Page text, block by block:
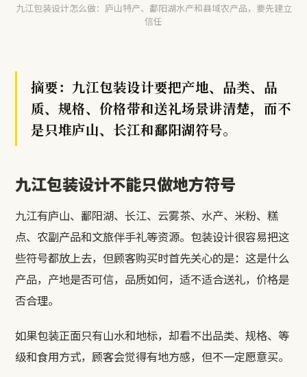
九江包装设计怎么做：庐山特产、鄱阳湖水产和县域农产品，要先建立
信任
摘要：九江包装设计要把产地、品类、品
质、规格、价格带和送礼场景讲清楚，而不
是只堆庐山、长江和鄱阳湖符号。
九江包装设计不能只做地方符号
九江有庐山、鄱阳湖、长江、云雾茶、水产、米粉、糕
点、农副产品和文旅伴手礼等资源。包装设计很容易把这
些符号都放上去，但顾客购买时首先关心的是：这是什么
产品，产地是否可信，品质如何，适不适合送礼，价格是
否合理。
如果包装正面只有山水和地标，却看不出品类、规格、等
级和食用方式，顾客会觉得有地方感，但不一定愿意买。